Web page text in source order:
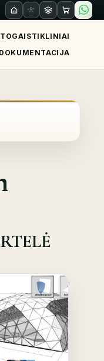
STIKLINIAI
DOKUMENTACIJA